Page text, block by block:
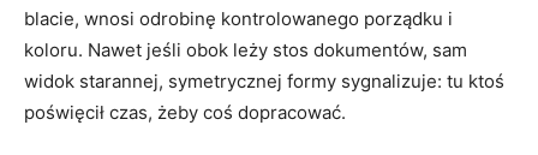
blacie, wnosi odrobinę kontrolowanego porządku i
koloru. Nawet jeśli obok leży stos dokumentów, sam
widok starannej, symetrycznej formy sygnalizuje: tu ktoś
poświęcił czas, żeby coś dopracować.